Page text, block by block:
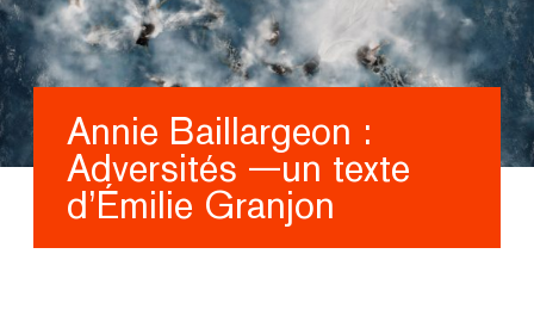
Annie Baillargeon :
Adversités —un texte
d’Émilie Granjon